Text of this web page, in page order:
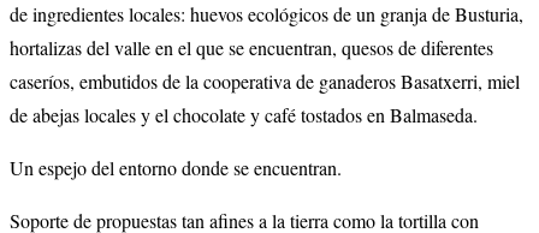
de ingredientes locales: huevos ecológicos de un granja de Busturia,
hortalizas del valle en el que se encuentran, quesos de diferentes
caseríos, embutidos de la cooperativa de ganaderos Basatxerri, miel
de abejas locales y el chocolate y café tostados en Balmaseda.
Un espejo del entorno donde se encuentran.
Soporte de propuestas tan afines a la tierra como la tortilla con